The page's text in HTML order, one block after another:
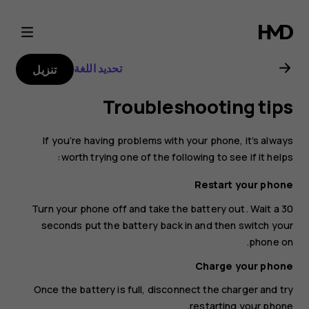
دليل
مستخدم
Nokia
3310
تحديد اللغة تنزيل
Troubleshooting tips
If you’re having problems with your phone, it’s always
worth trying one of the following to see if it helps:
Restart your phone
Turn your phone off and take the battery out. Wait a 30
seconds put the battery back in and then switch your
phone on.
Charge your phone
Once the battery is full, disconnect the charger and try
restarting your phone.